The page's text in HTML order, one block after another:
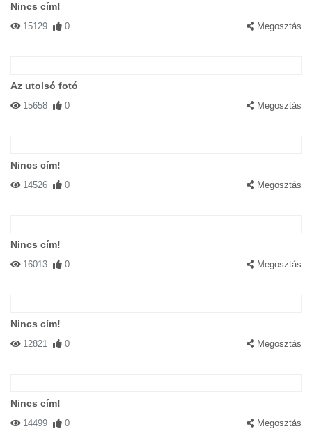
Nincs cím!
15129 0 Megosztás
Az utolsó fotó
15658 0 Megosztás
Nincs cím!
14526 0 Megosztás
Nincs cím!
16013 0 Megosztás
Nincs cím!
12821 0 Megosztás
Nincs cím!
14499 0 Megosztás